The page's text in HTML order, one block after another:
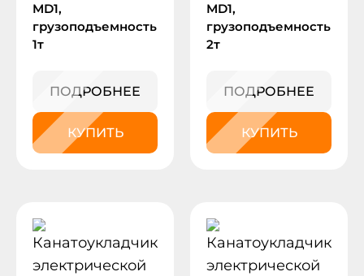
MD1,
грузоподъемность
1т
ПОДРОБНЕЕ
КУПИТЬ
MD1,
грузоподъемность
2т
ПОДРОБНЕЕ
КУПИТЬ